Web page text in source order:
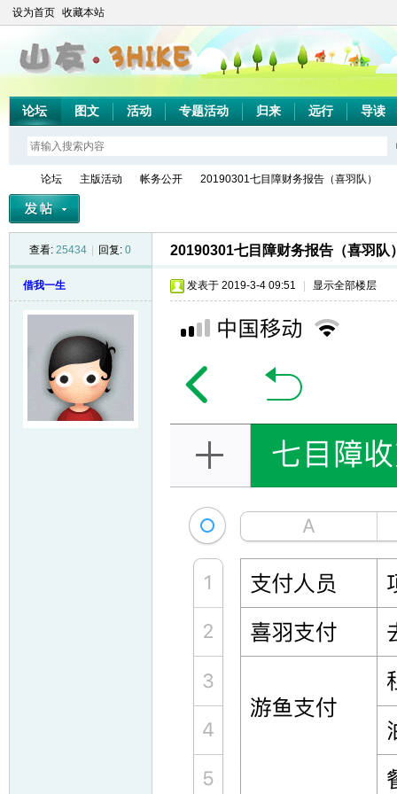
设为首页 收藏本站
论坛 图文 活动 专题活动 归来 远行 导读
论坛
›
主版活动
›
帐务公开
›
20190301七目障财务报告（喜羽队）
查看: 25434 回复: 0 20190301七目障财务报告（喜羽队
借我一生 发表于 2019-3-4 09:51 显示全部楼层